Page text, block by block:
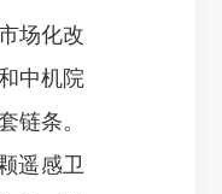
场化改
中机院
链条。
遥感卫